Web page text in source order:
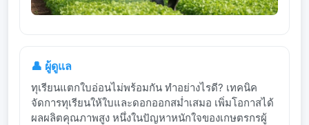
👤 ผู้ดูแล
ทุเรียนแตกใบอ่อนไม่พร้อมกัน ทำอย่างไรดี? เทคนิค
จัดการทุเรียนให้ใบและดอกออกสม่ำเสมอ เพิ่มโอกาสได้
ผลผลิตคุณภาพสูง หนึ่งในปัญหาหนักใจของเกษตรกรผู้